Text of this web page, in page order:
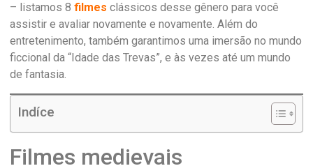
– listamos 8 filmes clássicos desse gênero para você
assistir e avaliar novamente e novamente. Além do
entretenimento, também garantimos uma imersão no mundo
ficcional da “Idade das Trevas”, e às vezes até um mundo
de fantasia.
Indíce
Filmes medievais